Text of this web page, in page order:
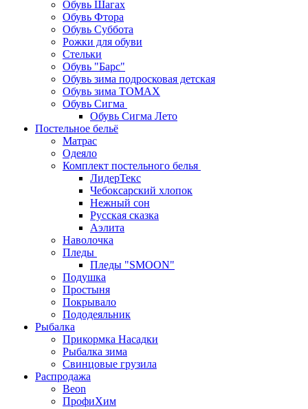
Обувь Шагах
Обувь Фтора
Обувь Суббота
Рожки для обуви
Стельки
Обувь "Барс"
Обувь зима подросковая детская
Обувь зима ТОМАХ
Обувь Сигма
Обувь Сигма Лето
Постельное бельё
Матрас
Одеяло
Комплект постельного белья
ЛидерТекс
Чебоксарский хлопок
Нежный сон
Русская сказка
Аэлита
Наволочка
Пледы
Пледы "SMOON"
Подушка
Простыня
Покрывало
Пододеяльник
Рыбалка
Прикормка Насадки
Рыбалка зима
Свинцовые грузила
Распродажа
Beon
ПрофиХим